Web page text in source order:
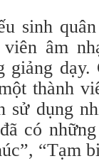
sinh
âm
giảng
thành
sử dụng
có
“Tạm